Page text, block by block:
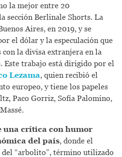
la mejor entre 20
sección Berlinale Shorts. La
Aires, en 2019, y se
el dólar y la especulación que
con la divisa extranjera en la
Este trabajo está dirigido por el
Lezama, quien recibió el
europeo, y tiene los papeles
Paco Gorriz, Sofía Palomino,
una crítica con humor
del país, donde el
del “arbolito”, término utilizado